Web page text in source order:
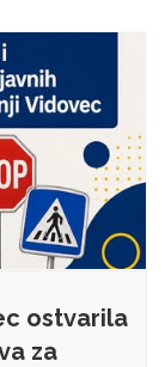
ostvarila
za